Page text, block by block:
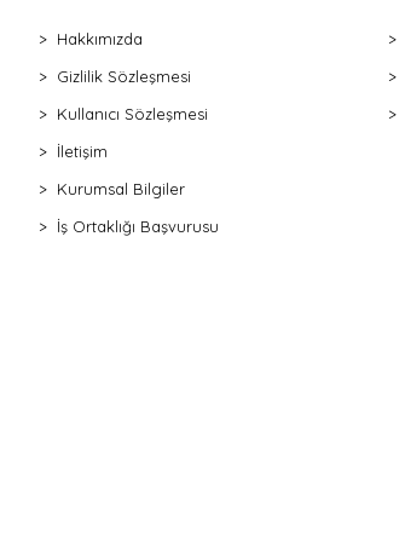
Hakkımızda
Gizlilik Sözleşmesi
Kullanıcı Sözleşmesi
İletişim
Kurumsal Bilgiler
İş Ortaklığı Başvurusu